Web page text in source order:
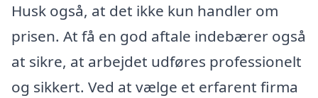
Husk også, at det ikke kun handler om
prisen. At få en god aftale indebærer også
at sikre, at arbejdet udføres professionelt
og sikkert. Ved at vælge et erfarent firma